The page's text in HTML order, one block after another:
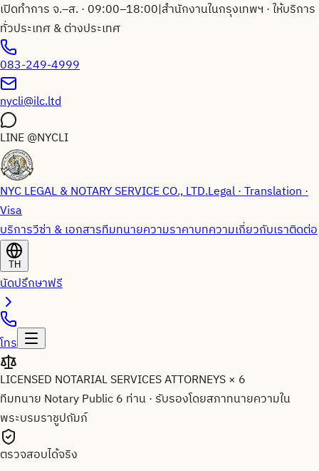
เปิดทำการ จ.–ส. · 09:00–18:00|สำนักงานในกรุงเทพฯ · ให้บริการ
ทั่วประเทศ & ต่างประเทศ
083-249-4999
nycli@ilc.ltd
LINE@NYCLI
NYC LEGAL & NOTARY SERVICE CO., LTD.Legal · Translation ·
Visa
บริการวีซ่า & เอกสารทีมทนายความราคาบทความเกี่ยวกับเราติดต่อ
TH
นัดปรึกษาฟรี
โทร
LICENSED NOTARIAL SERVICES ATTORNEYS × 6
ทีมทนาย Notary Public 6 ท่าน· รับรองโดยสภาทนายความใน
พระบรมราชูปถัมภ์
ตรวจสอบได้จริง